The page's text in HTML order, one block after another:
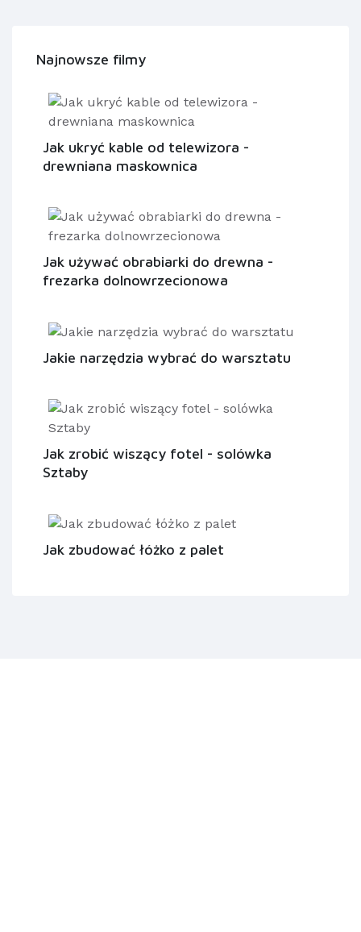
Najnowsze filmy
Jak ukryć kable od telewizora -
drewniana maskownica
Jak używać obrabiarki do drewna -
frezarka dolnowrzecionowa
Jakie narzędzia wybrać do warsztatu
Jak zrobić wiszący fotel - solówka
Sztaby
Jak zbudować łóżko z palet